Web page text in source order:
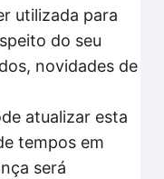
utilizada para
do seu
novidades de
atualizar esta
tempos em
será